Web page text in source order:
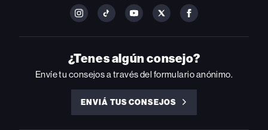
FOLLOW
ON
INSTAGRAM
FOLLOW
ON
YOUTUBE
FOLLOW
ON
YOUTUBE
FOLLOW
ON
FOLLOW
ON
FACEBOOK
¿Tenes algún consejo?
Envíe tu consejos a través del formulario anónimo.
ENVIÁ TUS CONSEJOS
ENVIÁ